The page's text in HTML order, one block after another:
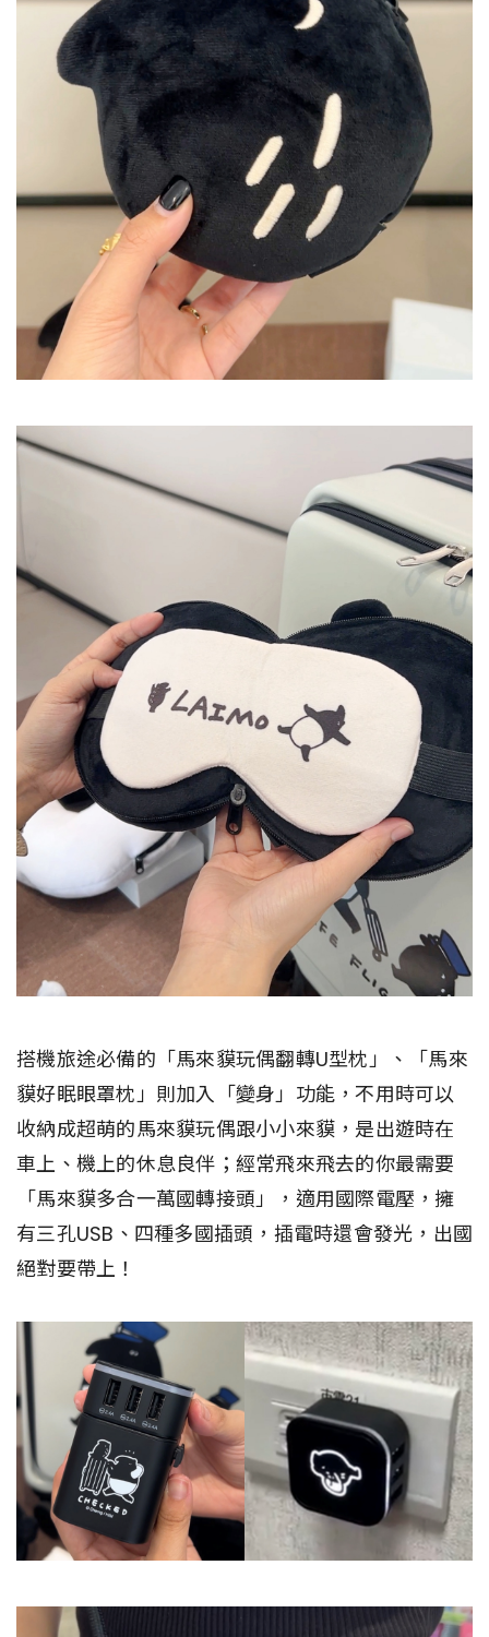
搭機旅途必備的「馬來貘玩偶翻轉U型枕」、「馬來
貘好眠眼罩枕」則加入「變身」功能，不用時可以
收納成超萌的馬來貘玩偶跟小小來貘，是出遊時在
車上、機上的休息良伴；經常飛來飛去的你最需要
「馬來貘多合一萬國轉接頭」，適用國際電壓，擁
有三孔USB、四種多國插頭，插電時還會發光，出國
絕對要帶上！